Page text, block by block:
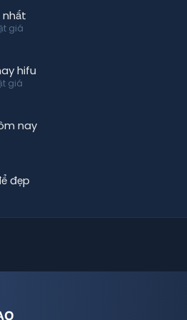
nhất
giá
hifu
giá
nay
đẹp